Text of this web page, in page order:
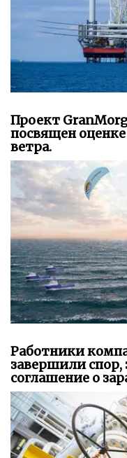
Проект
посвящен
ветра.
Работники
завершили спор,
соглашение о